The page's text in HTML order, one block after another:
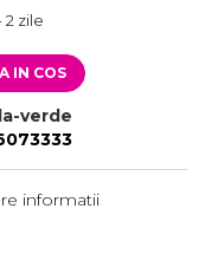
2 zile
IN COS
verde
informatii